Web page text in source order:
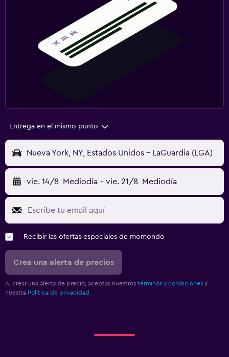
Entrega en el mismo punto
Nueva York, NY, Estados Unidos - LaGuardia (LGA)
vie. 14/8 Mediodía - vie. 21/8 Mediodía
Recibir las ofertas especiales de momondo
Crea una alerta de precios
Al crear una alerta de precio, aceptas nuestros términos y condiciones y
nuestra Política de privacidad.